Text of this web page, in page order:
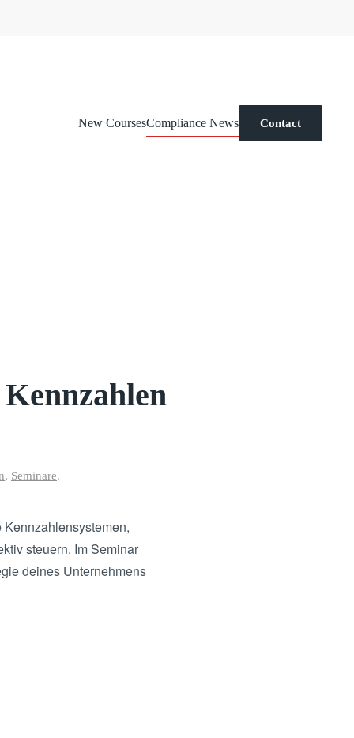
New CoursesCompliance News Contact
, Seminare.
steuern. Im Seminar
deines Unternehmens